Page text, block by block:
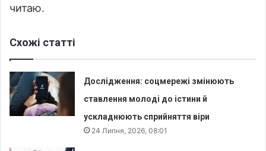
читаю.
Схожі статті
Дослідження: соцмережі змінюють
ставлення молоді до істини й
ускладнюють сприйняття віри
24 Липня, 2026, 08:01